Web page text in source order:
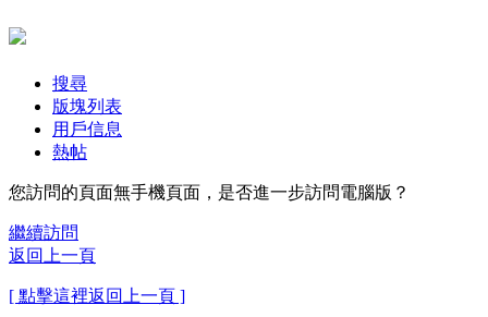
搜尋
版塊列表
用戶信息
熱帖
您訪問的頁面無手機頁面，是否進一步訪問電腦版？
繼續訪問
返回上一頁
[ 點擊這裡返回上一頁 ]